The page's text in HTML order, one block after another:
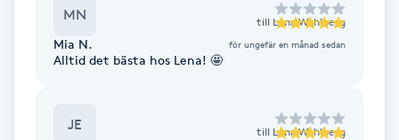
Fotmassage
Fotsvamp
MN till Lena Wahlberg
Mia N. för ungefär en månad sedan
Alltid det bästa hos Lena! 🤩
JE till Lena Wahlberg